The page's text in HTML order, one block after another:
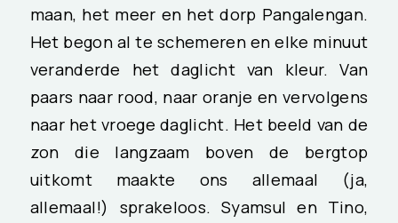
maan, het meer en het dorp Pangalengan.
Het begon al te schemeren en elke minuut
veranderde het daglicht van kleur. Van
paars naar rood, naar oranje en vervolgens
naar het vroege daglicht. Het beeld van de
zon die langzaam boven de bergtop
uitkomt maakte ons allemaal (ja,
allemaal!) sprakeloos. Syamsul en Tino,